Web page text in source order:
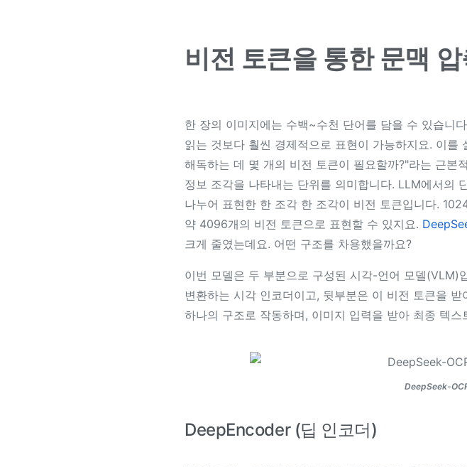
비전 토큰을 통한 문맥
한 장의 이미지에는 수백~수천 단어를 담을 수 있습니
읽는 것보다 훨씬 경제적으로 표현이 가능하지요. 이
해독하는 데 몇 개의 비전 토큰이 필요할까?"라는 근본
정보 조각을 나타내는 단위를 의미합니다. LLM에서의
나누어 표현한 한 조각 한 조각이 비전 토큰입니다.
약 4096개의 비전 토큰으로 표현할 수 있지요.
크게 줄였는데요. 어떤 구조를 차용했을까요?
이번 모델은 두 부분으로 구성된 시각-언어 모델(VLM)
변환하는 시각 인코더이고, 뒷부분은 이 비전 토큰을
하나의 구조로 작동하며, 이미지 입력을 받아 최종 텍
DeepSeek-
DeepEncoder (딥 인코더)